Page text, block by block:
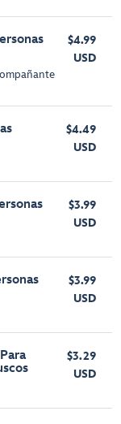
$4.99
USD
$4.49
USD
$3.99
USD
$3.99
USD
$3.29
USD